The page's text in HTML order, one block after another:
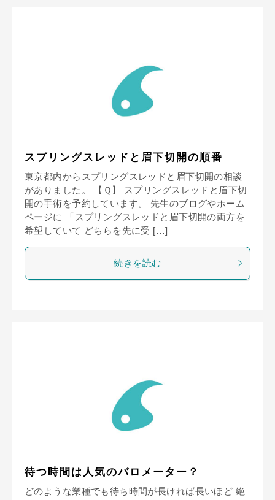
スプリングスレッドと眉下切開の順番
東京都内からスプリングスレッドと眉下切開の相談
がありました。 【Ｑ】 スプリングスレッドと眉下切
開の手術を予約しています。 先生のブログやホーム
ページに 「スプリングスレッドと眉下切開の両方を
希望していて どちらを先に受 […]
続きを読む
待つ時間は人気のバロメーター？
どのような業種でも待ち時間が長ければ長いほど 絶